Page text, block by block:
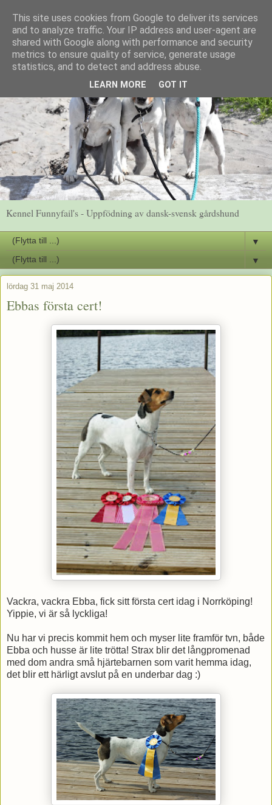
Kennel Funnyfail's - Uppfödning av dansk-svensk gårdshund
▼
▼
lördag 31 maj 2014
Ebbas första cert!
Vackra, vackra Ebba, fick sitt första cert idag i Norrköping!
Yippie, vi är så lyckliga!
Nu har vi precis kommit hem och myser lite framför tvn, både
Ebba och husse är lite trötta! Strax blir det långpromenad
med dom andra små hjärtebarnen som varit hemma idag,
det blir ett härligt avslut på en underbar dag :)
This site uses cookies from Google to deliver its services
and to analyze traffic. Your IP address and user-agent are
shared with Google along with performance and security
metrics to ensure quality of service, generate usage
statistics, and to detect and address abuse.
LEARN MORE GOT IT